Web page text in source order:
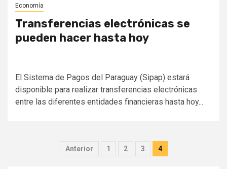
Economía
Transferencias electrónicas se
pueden hacer hasta hoy
El Sistema de Pagos del Paraguay (Sipap) estará
disponible para realizar transferencias electrónicas
entre las diferentes entidades financieras hasta hoy...
Paginación
Anterior 1 2 3 4